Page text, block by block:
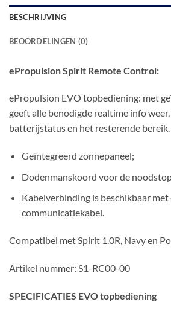
BESCHRIJVING
BEOORDELINGEN (0)
ePropulsion Spirit Remote Control:
ePropulsion EVO topbediening: met
geeft alle benodigde realtime info
batterijstatus en het resterende bereik.
Geïntegreerd zonnepaneel;
Dodenmanskoord voor de
Kabelverbinding is beschikbaar met
communicatiekabel.
Compatibel met Spirit 1.0R, Navy en
Artikel nummer: S1-RC00-00
SPECIFICATIES EVO topbediening